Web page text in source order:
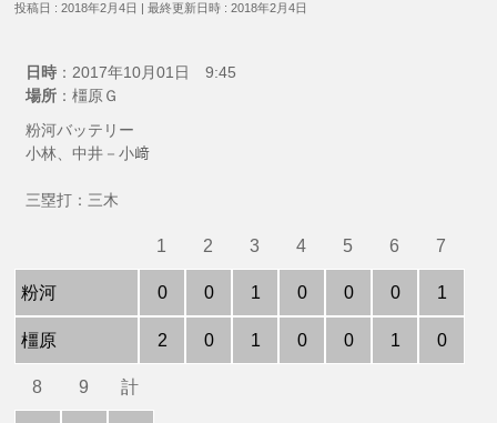
投稿日 : 2018年2月4日 最終更新日時 : 2018年2月4日
日時 ：2017年10月01日 9:45
場所 ：橿原Ｇ
粉河バッテリー
小林、中井－小﨑
三塁打：三木
粉河
橿原
1
0
2
2
0
0
3
1
1
4
0
0
5
0
0
6
0
1
7
1
0
8 9 計